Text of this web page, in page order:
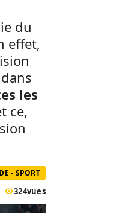
du
effet,
les
ce,
- SPORT
324vues